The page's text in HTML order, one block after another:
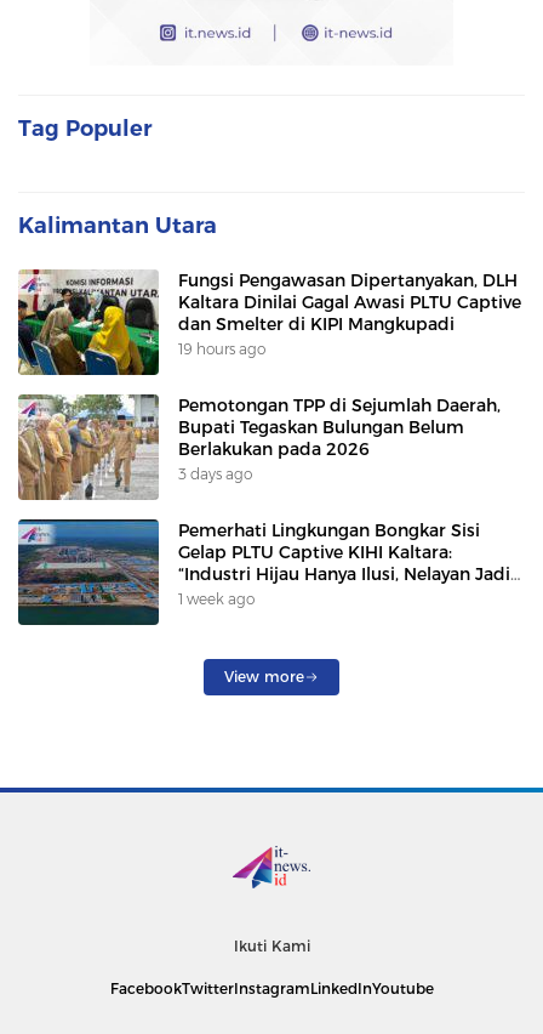
Tag Populer
Kalimantan Utara
Fungsi Pengawasan Dipertanyakan, DLH
Kaltara Dinilai Gagal Awasi PLTU Captive
dan Smelter di KIPI Mangkupadi
19 hours ago
Pemotongan TPP di Sejumlah Daerah,
Bupati Tegaskan Bulungan Belum
Berlakukan pada 2026
3 days ago
Pemerhati Lingkungan Bongkar Sisi
Gelap PLTU Captive KIHI Kaltara:
“Industri Hijau Hanya Ilusi, Nelayan Jadi
Korban”
1 week ago
View more
Ikuti Kami
FacebookTwitterInstagramLinkedInYoutube